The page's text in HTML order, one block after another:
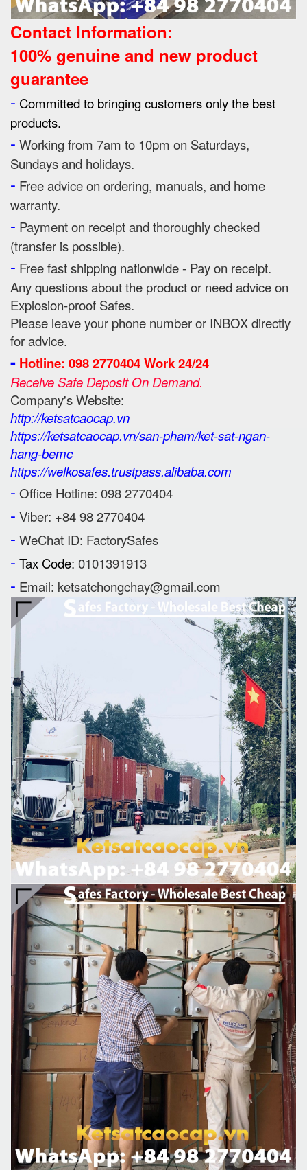
Contact Information:
100% genuine and new product
guarantee
- Committed to bringing customers only the best
products.
- Working from 7am to 10pm on Saturdays,
Sundays and holidays.
- Free advice on ordering, manuals, and home
warranty.
- Payment on receipt and thoroughly checked
(transfer is possible).
- Free fast shipping nationwide - Pay on receipt.
Any questions about the product or need advice on
Explosion-proof Safes.
Please leave your phone number or INBOX directly
for advice.
- Hotline: 098 2770404 Work 24/24
Receive Safe Deposit On Demand.
Company's Website:
http://ketsatcaocap.vn
https://ketsatcaocap.vn/san-pham/ket-sat-ngan-
hang-bemc
https://welkosafes.trustpass.alibaba.com
- Office Hotline: 098 2770404
- Viber: +84 98 2770404
- WeChat ID: FactorySafes
- Tax Code: 0101391913
- Email: ketsatchongchay@gmail.com